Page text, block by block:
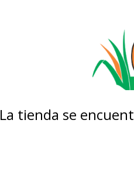
La tienda se